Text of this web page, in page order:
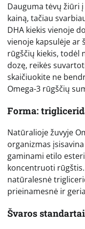
Dauguma tėvų žiūri
kainą, tačiau
DHA kiekis vienoje
vienoje kapsulėje ar
rūgščių kiekis, todėl
dozę, reikės
skaičiuokite ne
Omega-3 rūgščių
Forma:
Natūralioje žuvyje
organizmas
gaminami etilo
koncentruoti
natūralesnė
prieinamesnė ir
Švaros